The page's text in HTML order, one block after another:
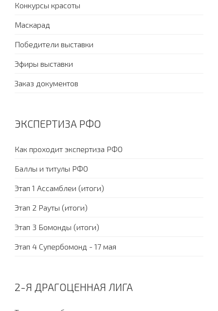
Конкурсы красоты
Маскарад
Победители выставки
Эфиры выставки
Заказ документов
ЭКСПЕРТИЗА РФО
Как проходит экспертиза РФО
Баллы и титулы РФО
Этап 1 Ассамблеи (итоги)
Этап 2 Рауты (итоги)
Этап 3 Бомонды (итоги)
Этап 4 Супербомонд - 17 мая
2-Я ДРАГОЦЕННАЯ ЛИГА